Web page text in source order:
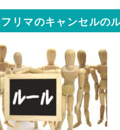
リマのキャンセルの